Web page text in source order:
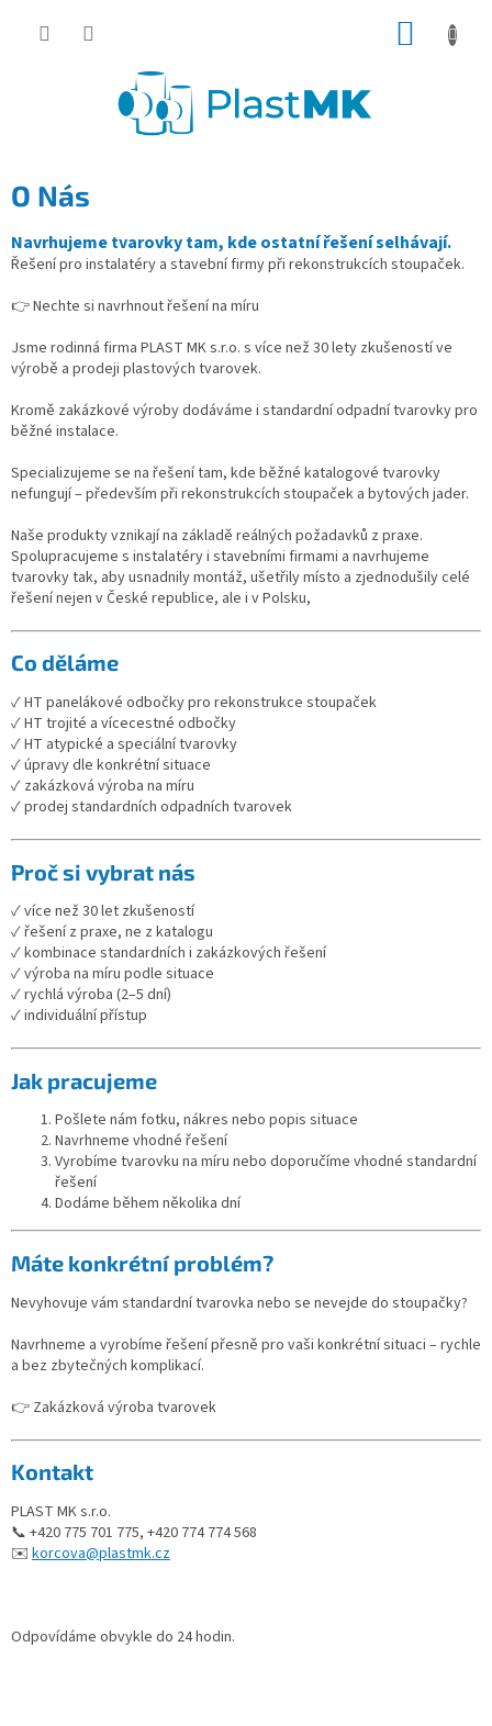
O Nás
Navrhujeme tvarovky tam, kde ostatní řešení selhávají.
Řešení pro instalatéry a stavební firmy při rekonstrukcích stoupaček.
👉 Nechte si navrhnout řešení na míru
Jsme rodinná firma PLAST MK s.r.o. s více než 30 lety zkušeností ve
výrobě a prodeji plastových tvarovek.
Kromě zakázkové výroby dodáváme i standardní odpadní tvarovky pro
běžné instalace.
Specializujeme se na řešení tam, kde běžné katalogové tvarovky
nefungují – především při rekonstrukcích stoupaček a bytových jader.
Naše produkty vznikají na základě reálných požadavků z praxe.
Spolupracujeme s instalatéry i stavebními firmami a navrhujeme
tvarovky tak, aby usnadnily montáž, ušetřily místo a zjednodušily celé
řešení nejen v České republice, ale i v Polsku,
Co děláme
✓ HT panelákové odbočky pro rekonstrukce stoupaček
✓ HT trojité a vícecestné odbočky
✓ HT atypické a speciální tvarovky
✓ úpravy dle konkrétní situace
✓ zakázková výroba na míru
✓ prodej standardních odpadních tvarovek
Proč si vybrat nás
✓ více než 30 let zkušeností
✓ řešení z praxe, ne z katalogu
✓ kombinace standardních i zakázkových řešení
✓ výroba na míru podle situace
✓ rychlá výroba (2–5 dní)
✓ individuální přístup
Jak pracujeme
Pošlete nám fotku, nákres nebo popis situace
Navrhneme vhodné řešení
Vyrobíme tvarovku na míru nebo doporučíme vhodné standardní
řešení
Dodáme během několika dní
Máte konkrétní problém?
Nevyhovuje vám standardní tvarovka nebo se nevejde do stoupačky?
Navrhneme a vyrobíme řešení přesně pro vaši konkrétní situaci – rychle
a bez zbytečných komplikací.
👉 Zakázková výroba tvarovek
Kontakt
PLAST MK s.r.o.
📞 +420 775 701 775, +420 774 774 568
✉️ korcova@plastmk.cz
Odpovídáme obvykle do 24 hodin.